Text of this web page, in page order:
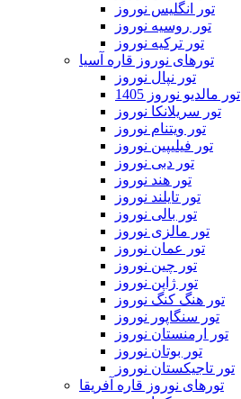
تور انگلیس نوروز
تور روسیه نوروز
تور ترکیه نوروز
تورهای نوروز قاره آسیا
تور نپال نوروز
تور مالدیو نوروز 1405
تور سریلانکا نوروز
تور ویتنام نوروز
تور فیلیپین نوروز
تور دبی نوروز
تور هند نوروز
تور تایلند نوروز
تور بالی نوروز
تور مالزی نوروز
تور عمان نوروز
تور چین نوروز
تور ژاپن نوروز
تور هنگ کنگ نوروز
تور سنگاپور نوروز
تور ارمنستان نوروز
تور بوتان نوروز
تور تاجیکستان نوروز
تورهای نوروز قاره آفریقا